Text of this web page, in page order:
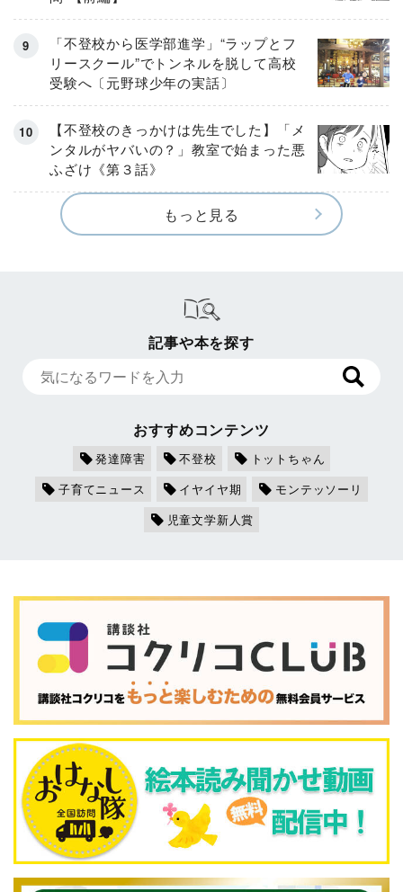
「不登校から医学部進学」“ラップとフ
リースクール”でトンネルを脱して高校
受験へ〔元野球少年の実話〕
【不登校のきっかけは先生でした】「メ
ンタルがヤバいの？」教室で始まった悪
ふざけ《第３話》
もっと見る
記事や本を探す
おすすめコンテンツ
発達障害 不登校
トットちゃん
子育てニュース
イヤイヤ期
モンテッソーリ
児童文学新人賞